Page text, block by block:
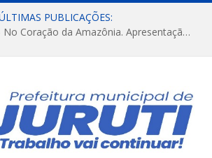
PUBLICAÇÕES:
FESTRIBAL 2026 – No Coração da Amazônia. Apresentação da Munduruku.